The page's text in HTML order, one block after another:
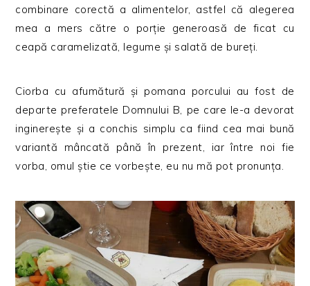
combinare corectă a alimentelor, astfel că alegerea
mea a mers către o porție generoasă de ficat cu
ceapă caramelizată, legume și salată de bureți.
Ciorba cu afumătură și pomana porcului au fost de
departe preferatele Domnului B, pe care le-a devorat
inginerește și a conchis simplu ca fiind cea mai bună
variantă mâncată până în prezent, iar între noi fie
vorba, omul știe ce vorbește, eu nu mă pot pronunța.